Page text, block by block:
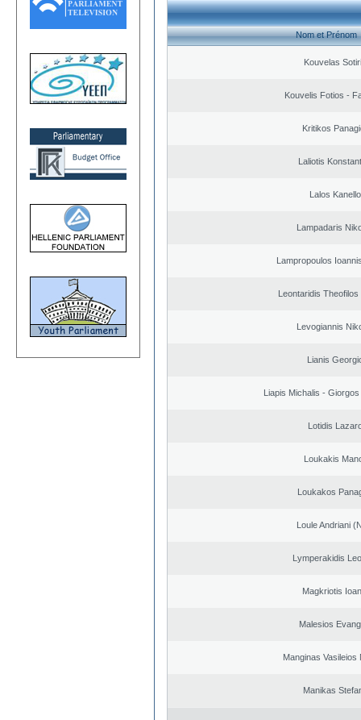
Nom et Prénom
Kouvelas
Kouvelis Fotios -
Kritikos
Laliotis
Lalos
Lampadaris
Lampropoulos
Leontaridis
Levogiannis
Lianis
Liapis Michalis -
Lotidis
Loukakis
Loukakos
Loule Andriani
Lymperakidis
Magkriotis
Malesios
Manginas Vasileios
Manikas